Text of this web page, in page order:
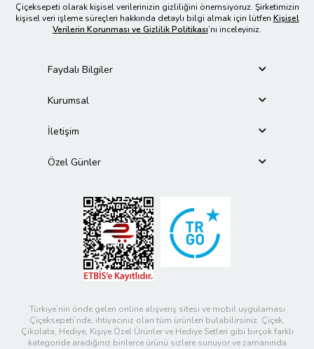
Çiçeksepeti olarak kişisel verilerinizin gizliliğini önemsiyoruz. Şirketimizin
kişisel veri işleme süreçleri hakkında detaylı bilgi almak için lütfen Kişisel
Verilerin Korunması ve Gizlilik Politikası’nı inceleyiniz.
Faydalı Bilgiler
Kurumsal
İletişim
Özel Günler
Türkiye’nin önde gelen online alışveriş sitesi ve mobil uygulaması
Çiçeksepeti’nde, ihtiyacınız olan tüm ürünleri bulabilirsiniz. Çiçek,
Çikolata, Hediye, Kişiye Özel Ürünler ve Hediye Setleri gibi birçok farklı
kategoride aradığınız binlerce ürünü sizlere sunuyor ve zamanında